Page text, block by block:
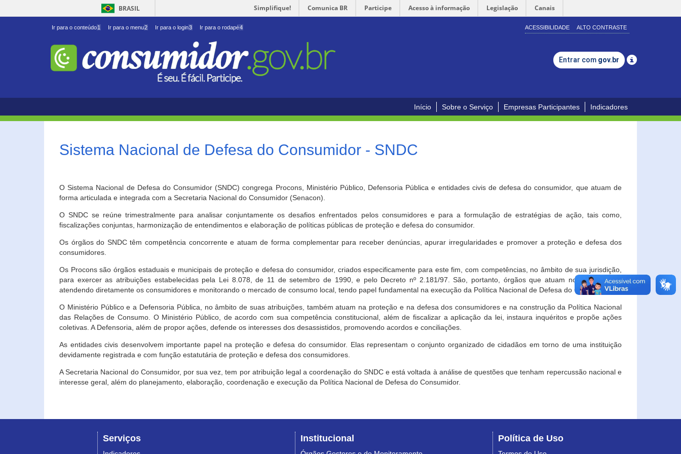
BRASIL Simplifique! Comunica BR Participe Acesso à informação Legislação Canais
Ir para o conteúdo1 Ir para o menu2 Ir para o login3 Ir para o rodapé4 ACESSIBILIDADE ALTO CONTRASTE
Entrar com gov.br
Início Sobre o Serviço Empresas Participantes Indicadores
Sistema Nacional de Defesa do Consumidor - SNDC
O Sistema Nacional de Defesa do Consumidor (SNDC) congrega Procons, Ministério Público, Defensoria Pública e entidades civis de defesa do consumidor, que atuam de
forma articulada e integrada com a Secretaria Nacional do Consumidor (Senacon).
O SNDC se reúne trimestralmente para analisar conjuntamente os desafios enfrentados pelos consumidores e para a formulação de estratégias de ação, tais como,
fiscalizações conjuntas, harmonização de entendimentos e elaboração de políticas públicas de proteção e defesa do consumidor.
Os órgãos do SNDC têm competência concorrente e atuam de forma complementar para receber denúncias, apurar irregularidades e promover a proteção e defesa dos
consumidores.
Os Procons são órgãos estaduais e municipais de proteção e defesa do consumidor, criados especificamente para este fim, com competências, no âmbito de sua jurisdição,
para exercer as atribuições estabelecidas pela Lei 8.078, de 11 de setembro de 1990, e pelo Decreto nº 2.181/97. São, portanto, órgãos que atuam no âmbito local,
atendendo diretamente os consumidores e monitorando o mercado de consumo local, tendo papel fundamental na execução da Política Nacional de Defesa do Consumidor.
O Ministério Público e a Defensoria Pública, no âmbito de suas atribuições, também atuam na proteção e na defesa dos consumidores e na construção da Política Nacional
das Relações de Consumo. O Ministério Público, de acordo com sua competência constitucional, além de fiscalizar a aplicação da lei, instaura inquéritos e propõe ações
coletivas. A Defensoria, além de propor ações, defende os interesses dos desassistidos, promovendo acordos e conciliações.
As entidades civis desenvolvem importante papel na proteção e defesa do consumidor. Elas representam o conjunto organizado de cidadãos em torno de uma instituição
devidamente registrada e com função estatutária de proteção e defesa dos consumidores.
A Secretaria Nacional do Consumidor, por sua vez, tem por atribuição legal a coordenação do SNDC e está voltada à análise de questões que tenham repercussão nacional e
interesse geral, além do planejamento, elaboração, coordenação e execução da Política Nacional de Defesa do Consumidor.
Serviços Institucional Política de Uso